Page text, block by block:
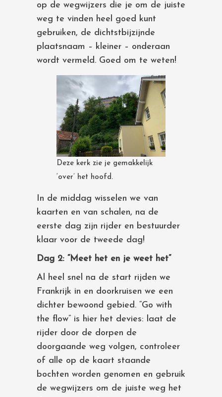
op de wegwijzers die je om de juiste
weg te vinden heel goed kunt
gebruiken, de dichtstbijzijnde
plaatsnaam – kleiner – onderaan
wordt vermeld. Goed om te weten!
Deze kerk zie je gemakkelijk
‘over’ het hoofd.
In de middag wisselen we van
kaarten en van schalen, na de
eerste dag zijn rijder en bestuurder
klaar voor de tweede dag!
Dag 2: “Meet het en je weet het”
Al heel snel na de start rijden we
Frankrijk in en doorkruisen we een
dichter bewoond gebied. “Go with
the flow” is hier het devies: laat de
rijder door de dorpen de
doorgaande weg volgen, controleer
of alle op de kaart staande
bochten worden genomen en gebruik
de wegwijzers om de juiste weg het